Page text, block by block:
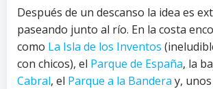
Después de un descanso la idea es
paseando junto al río. En la costa
como La Isla de los Inventos
con chicos), el Parque de España, la
Cabral, el Parque a la Bandera y,